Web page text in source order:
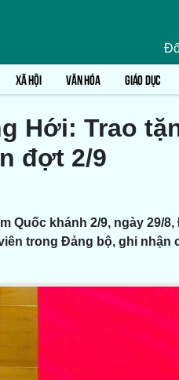
XÃ HỘI VĂN HÓA GIÁO DỤC
Hới: Trao
đợt 2/9
Quốc khánh 2/9, ngày
trong Đảng bộ, ghi